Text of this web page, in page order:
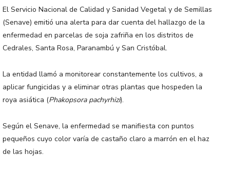
El Servicio Nacional de Calidad y Sanidad Vegetal y de Semillas
(Senave) emitió una alerta para dar cuenta del hallazgo de la
enfermedad en parcelas de soja zafriña en los distritos de
Cedrales, Santa Rosa, Paranambú y San Cristóbal.
La entidad llamó a monitorear constantemente los cultivos, a
aplicar fungicidas y a eliminar otras plantas que hospeden la
roya asiática (Phakopsora pachyrhizi).
Según el Senave, la enfermedad se manifiesta con puntos
pequeños cuyo color varía de castaño claro a marrón en el haz
de las hojas.